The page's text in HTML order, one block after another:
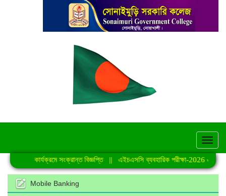
শ্রেণি কার্যক্রমে সংক্রান্ত বিজ্ঞপ্তি|| এইচএসসি ব্যবহারিক পরীক্ষা-2026 এর
Mobile Banking